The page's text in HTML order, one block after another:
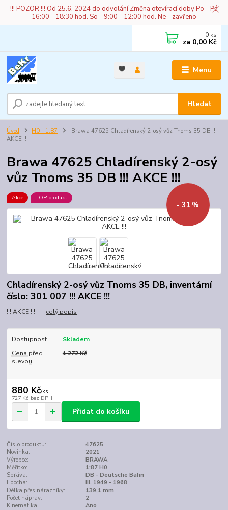
!!! POZOR !!! Od 25.6. 2024 do odvolání Změna otevírací doby Po - Pá
16:00 - 18:30 hod. So - 9:00 - 12:00 hod. Ne - zavřeno
Menu
Hledat
0 ks
za 0,00 Kč
Úvod H0 - 1:87
Brawa 47625 Chladírenský 2-osý vůz Tnoms 35 DB !!!
AKCE !!!
Brawa 47625 Chladírenský 2-osý
vůz Tnoms 35 DB !!! AKCE !!!
Akce TOP produkt
- 31 %
Chladírenský 2-osý vůz Tnoms 35 DB, inventární
číslo: 301 007 !!! AKCE !!!
!!! AKCE !!! celý popis
Dostupnost
Skladem
Cena před
slevou
1 272 Kč
880 Kč/ks
727 Kč bez DPH
Přidat do košíku
Číslo produktu:
47625
Novinka:
2021
Výrobce:
BRAWA
Měřítko:
1:87 H0
Správa:
DB - Deutsche Bahn
Epocha:
III. 1949 - 1968
Délka přes nárazníky:
139,1 mm
Počet náprav:
2
Kinematika:
Ano